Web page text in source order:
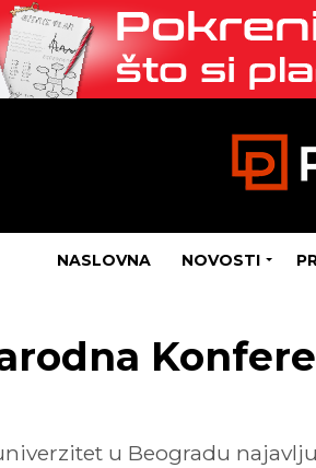
NASLOVNA NOVOSTI
u Beogradu